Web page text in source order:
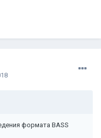
формата BASS